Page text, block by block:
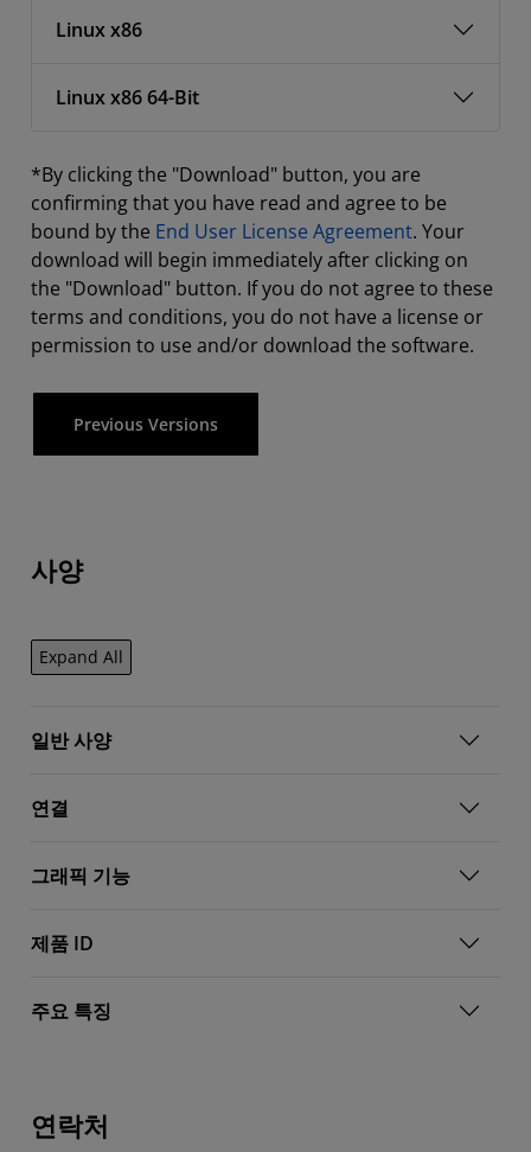
Linux x86
Linux x86 64-Bit
*By clicking the "Download" button, you are
confirming that you have read and agree to be
bound by the End User License Agreement. Your
download will begin immediately after clicking on
the "Download" button. If you do not agree to these
terms and conditions, you do not have a license or
permission to use and/or download the software.
Previous Versions
사양
Expand All
일반 사양
연결
그래픽 기능
제품 ID
주요 특징
연락처